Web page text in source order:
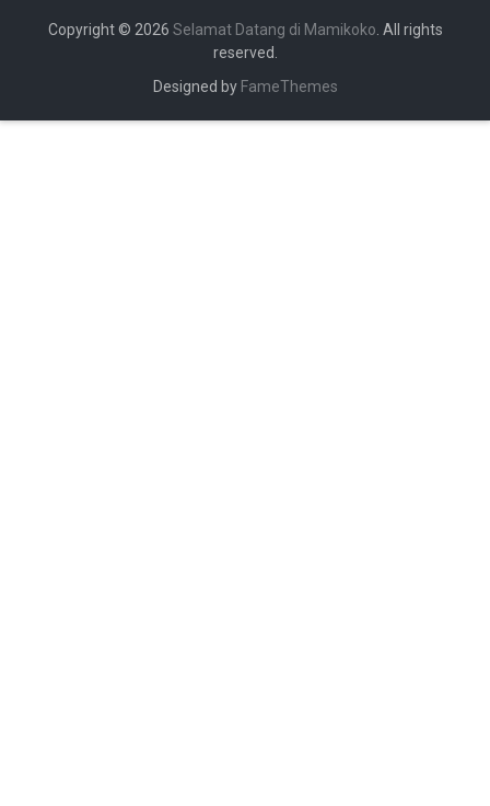
Copyright © 2026 Selamat Datang di Mamikoko . All rights
reserved.
Designed by FameThemes